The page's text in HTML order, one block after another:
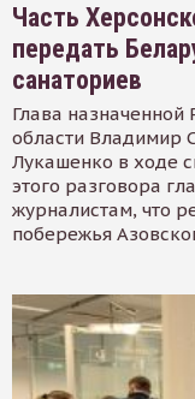
Часть
передать
санаториев
Глава
области Владимир
Лукашенко в ходе
этого разговора
журналистам, что
побережья